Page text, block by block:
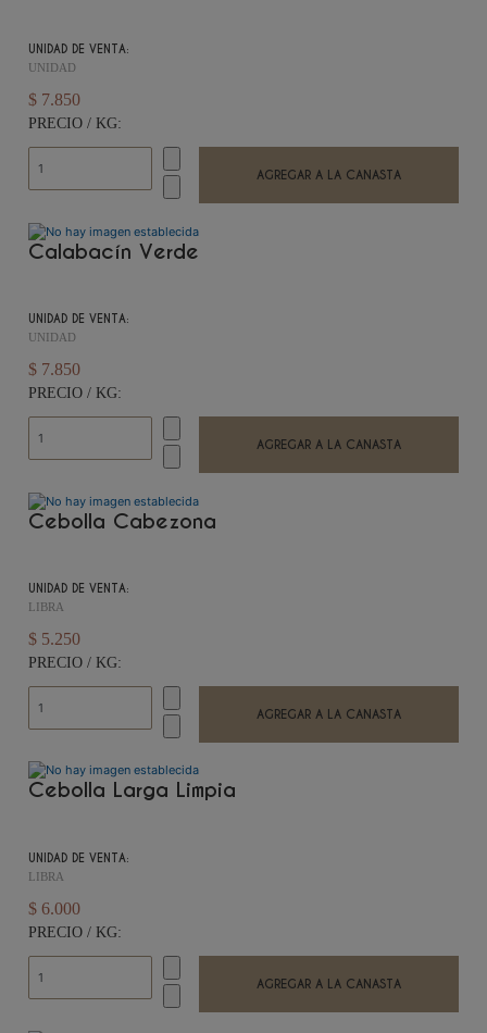
UNIDAD DE VENTA:
UNIDAD
$ 7.850
PRECIO / KG:
Calabacín Verde
UNIDAD DE VENTA:
UNIDAD
$ 7.850
PRECIO / KG:
Cebolla Cabezona
UNIDAD DE VENTA:
LIBRA
$ 5.250
PRECIO / KG:
Cebolla Larga Limpia
UNIDAD DE VENTA:
LIBRA
$ 6.000
PRECIO / KG: